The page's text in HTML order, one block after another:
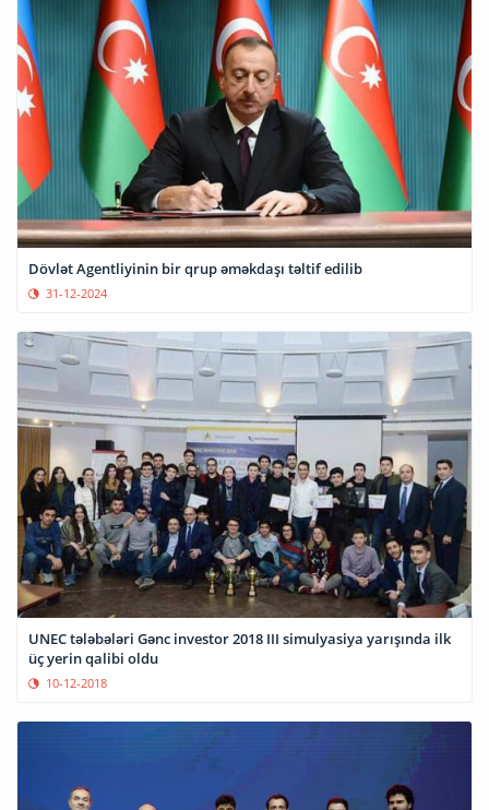
Dövlət Agentliyinin bir qrup əməkdaşı təltif edilib
31-12-2024
UNEC tələbələri Gənc investor 2018 III simulyasiya yarışında ilk
üç yerin qalibi oldu
10-12-2018